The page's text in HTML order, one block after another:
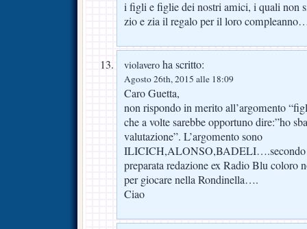
i figli e figlie dei nostri amici, i quali non
zio e zia il regalo per il loro
violavero ha scritto:
Agosto 26th, 2015 alle 18:09
Caro Guetta,
non rispondo in merito all’argomento
che a volte sarebbe opportuno dire:”ho
valutazione”. L’argomento sono
ILICICH,ALONSO,BADELI….secondo
preparata redazione ex Radio Blu coloro
per giocare nella Rondinella….
Ciao